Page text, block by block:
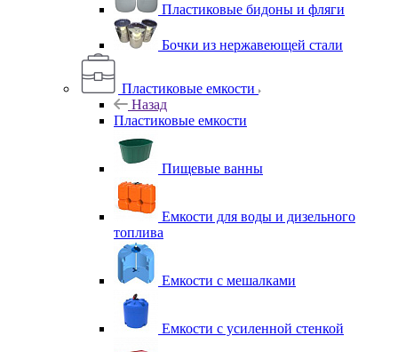
Пластиковые бидоны и фляги
Бочки из нержавеющей стали
Пластиковые емкости
Назад
Пластиковые емкости
Пищевые ванны
Емкости для воды и дизельного
топлива
Емкости с мешалками
Емкости с усиленной стенкой